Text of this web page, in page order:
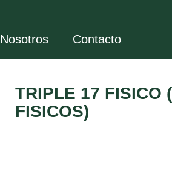
Nosotros Contacto
TRIPLE 17 FISICO
FISICOS)